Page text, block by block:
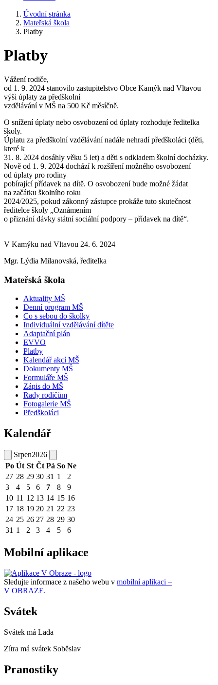
Úvodní stránka
Mateřská škola
Platby
Platby
Vážení rodiče,
od 1. 9. 2024 stanovilo zastupitelstvo Obce Kamýk nad Vltavou
výši úplaty za předškolní
vzdělávání v MŠ na 500 Kč měsíčně.
O snížení úplaty nebo osvobození od úplaty rozhoduje ředitelka
školy.
Úplatu za předškolní vzdělávání nadále nehradí předškoláci (děti,
které k
31. 8. 2024 dosáhly věku 5 let) a děti s odkladem školní docházky.
Nově od 1. 9. 2024 dochází k rozšíření možného osvobození
od úplaty pro rodiny
pobírající přídavek na dítě. O osvobození bude možné žádat
na začátku školního roku
2024/2025, pokud zákonný zástupce prokáže tuto skutečnost
ředitelce školy „Oznámením
o přiznání dávky státní sociální podpory – přídavek na dítě“.
V Kamýku nad Vltavou 24. 6. 2024
Mgr. Lýdia Milanovská, ředitelka
Mateřská škola
Aktuality MŠ
Denní program MŠ
Co s sebou do školky
Individuální vzdělávání dítěte
Adaptační plán
EVVO
Platby
Kalendář akcí MŠ
Dokumenty MŠ
Formuláře MŠ
Zápis do MŠ
Rady rodičům
Fotogalerie MŠ
Předškoláci
Kalendář
Srpen2026
Po Út St Čt Pá So Ne
27 28 29 30 31 1
2
3
4 5 6 7 8
9
10 11 12 13 14 15 16
17 18 19 20 21 22 23
24 25 26 27 28 29 30
31 1 2 3 4 5 6
Mobilní aplikace
Sledujte informace z našeho webu v mobilní aplikaci –
V OBRAZE.
Svátek
Svátek má Lada
Zítra má svátek Soběslav
Pranostiky